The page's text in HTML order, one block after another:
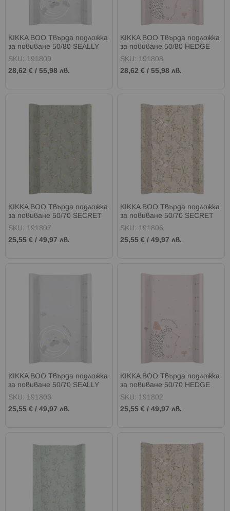
KIKKA BOO Твърда подложка
за повиване 50/80 SEALLY
ME
SKU: 191809
28,62 € / 55,98 лв.
KIKKA BOO Твърда подложка
за повиване 50/80 HEDGE
HUGS
SKU: 191808
28,62 € / 55,98 лв.
KIKKA BOO Твърда подложка
за повиване 50/70 SECRET
GARDEN GREEN
SKU: 191807
25,55 € / 49,97 лв.
KIKKA BOO Твърда подложка
за повиване 50/70 SECRET
GARDEN BEIGE
SKU: 191806
25,55 € /49,97 лв.
KIKKA BOO Твърда подложка
за повиване 50/70 SEALLY
ME
SKU: 191803
25,55 € / 49,97 лв.
KIKKA BOO Твърда подложка
за повиване 50/70 HEDGE
HUGS
SKU: 191802
25,55 € /49,97 лв.